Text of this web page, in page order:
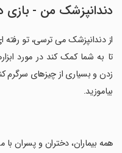
دندانپزشک من - بازی
از دندانپزشک می ترسی، تو
تا به شما کمک کند در مورد
زدن و بسیاری از چیزهای سرگرم
بیاموزید.
‏همه بیماران، دختران و پسران